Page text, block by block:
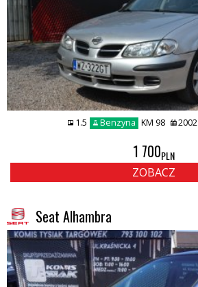
1.5 Benzyna KM 98 2002
1 700PLN
ZOBACZ
Seat Alhambra